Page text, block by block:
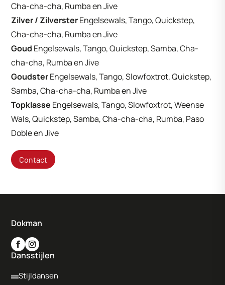
Cha-cha-cha, Rumba en Jive
Zilver / ZilversterEngelsewals, Tango, Quickstep,
Cha-cha-cha, Rumba en Jive
Goud Engelsewals, Tango, Quickstep, Samba, Cha-
cha-cha, Rumba en Jive
GoudsterEngelsewals, Tango, Slowfoxtrot, Quickstep,
Samba, Cha-cha-cha, Rumba en Jive
Topklasse Engelsewals, Tango, Slowfoxtrot, Weense
Wals, Quickstep, Samba, Cha-cha-cha, Rumba, Paso
Doble en Jive
Contact
Dokman
Dansstijlen
Stijldansen